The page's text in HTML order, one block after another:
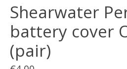
Shearwater
battery cover
(pair)